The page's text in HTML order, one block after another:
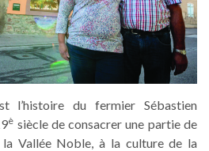
l’histoire du fermier Sébastien
è siècle de consacrer une partie de
la Vallée Noble, à la culture de la